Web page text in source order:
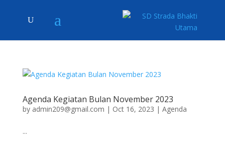
Agenda Kegiatan Bulan November 2023
by admin209@gmail.com | Oct 16, 2023 | Agenda
...